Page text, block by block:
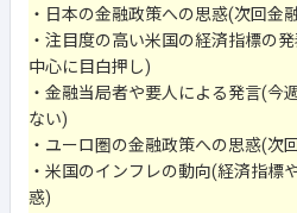
・日本の金融政策への思惑(次回金
・注目度の高い米国の経済指標の
中心に目白押し)
・金融当局者や要人による発言(今
ない)
・ユーロ圏の金融政策への思惑(次
・米国のインフレの動向(経済指標
惑)